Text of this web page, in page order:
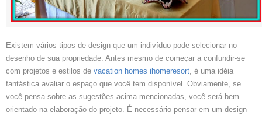
Existem vários tipos de design que um indivíduo pode selecionar no
desenho de sua propriedade. Antes mesmo de começar a confundir-se
com projetos e estilos de vacation homes ihomeresort, é uma idéia
fantástica avaliar o espaço que você tem disponível. Obviamente, se
você pensa sobre as sugestões acima mencionadas, você será bem
orientado na elaboração do projeto. É necessário pensar em um design